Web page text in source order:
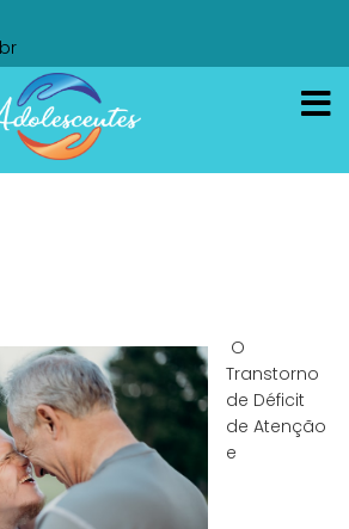
O
Transtorno
de Déficit
de Atenção
e